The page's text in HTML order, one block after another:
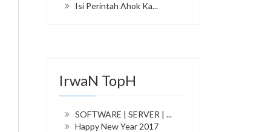
Isi Perintah Ahok Ka...
IrwaN TopH
SOFTWARE | SERVER | ...
Happy New Year 2017